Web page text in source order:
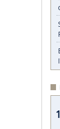
GmbH
erlaubt.